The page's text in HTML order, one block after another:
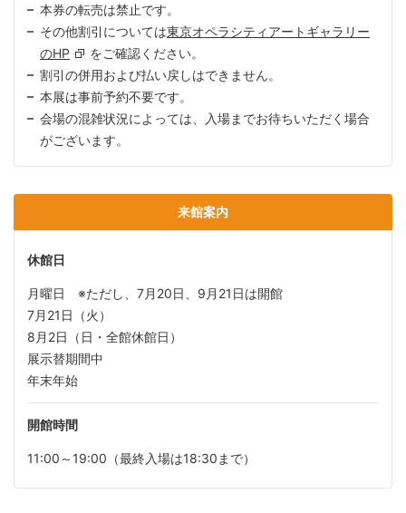
本券の転売は禁止です。
その他割引については東京オペラシティアートギャラリー
のHP
をご確認ください。
割引の併用および払い戻しはできません。
本展は事前予約不要です。
会場の混雑状況によっては、入場までお待ちいただく場合
がございます。
来館案内
休館日
月曜日 ※ただし、7月20日、9月21日は開館
7月21日（火）
8月2日（日・全館休館日）
展示替期間中
年末年始
開館時間
11:00～19:00（最終入場は18:30まで）